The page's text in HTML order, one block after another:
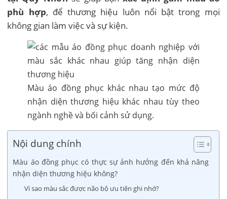
phù hợp, để thương hiệu luôn nổi bật trong mọi
không gian làm việc và sự kiện.
Màu áo đồng phục khác nhau tạo mức độ
nhận diện thương hiệu khác nhau tùy theo
ngành nghề và bối cảnh sử dụng.
Nội dung chính
Màu áo đồng phục có thực sự ảnh hưởng đến khả năng
nhận diện thương hiệu không?
Vì sao màu sắc được não bộ ưu tiên ghi nhớ?